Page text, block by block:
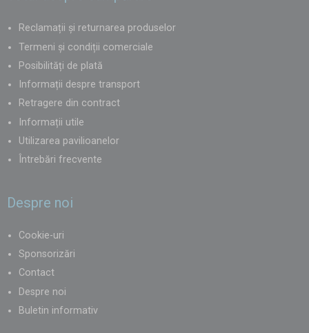
Reclamații și returnarea produselor
Termeni și condiții comerciale
Posibilități de plată
Informații despre transport
Retragere din contract
Informații utile
Utilizarea pavilioanelor
Întrebări frecvente
Despre noi
Cookie-uri
Sponsorizări
Contact
Despre noi
Buletin informativ